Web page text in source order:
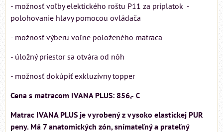
- možnosť voľby elektického roštu P11 za príplatok -
polohovanie hlavy pomocou ovládača
- možnosť výberu voľne položeného matraca
- úložný priestor sa otvára od nôh
- možnosť dokúpiť exkluzívny topper
Cena s matracom IVANA PLUS: 856,- €
Matrac IVANA PLUS je vyrobený z vysoko elastickej PUR
peny. Má 7 anatomických zón, snímateľný a prateľný